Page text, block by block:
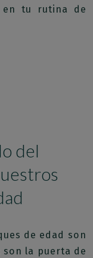
en tu rutina de
del
de edad son
son la puerta de